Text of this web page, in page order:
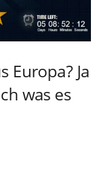
Europa? Ja
was es